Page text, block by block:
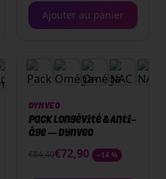
Ajouter au panier
PACK
DYNVEO
Pack Longévité & Anti-
âge — Dynveo
€84,40€72,90 −14 %